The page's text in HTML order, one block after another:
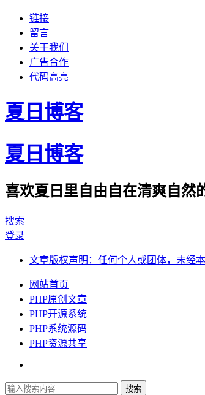
链接
留言
关于我们
广告合作
代码高亮
夏日博客
夏日博客
喜欢夏日里自由自在清爽自然
搜索
登录
文章版权声明：任何个人或团体，未经
网站首页
PHP原创文章
PHP开源系统
PHP系统源码
PHP资源共享